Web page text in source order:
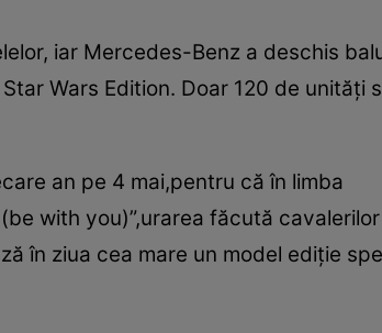
iar Mercedes-Benz a deschis
Wars Edition. Doar 120 de unităţi
an pe 4 mai,pentru că în limba
with you)”,urarea făcută
în ziua cea mare un model ediţie